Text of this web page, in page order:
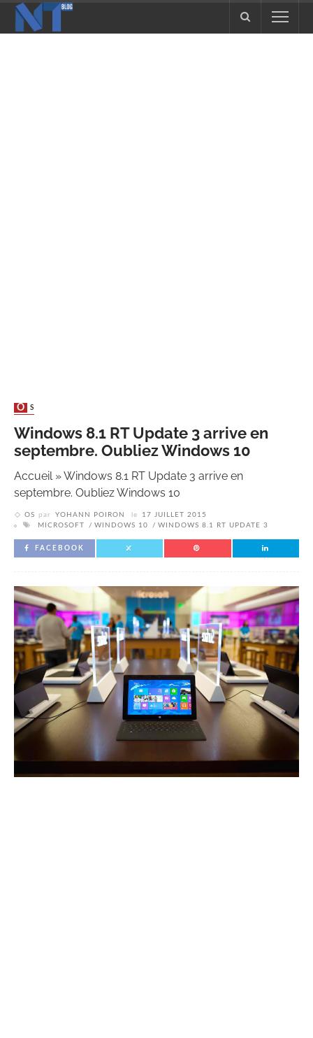
OS
Windows 8.1 RT Update 3 arrive en
septembre. Oubliez Windows 10
Accueil»Windows 8.1 RT Update 3 arrive en
septembre. Oubliez Windows 10
OS par YOHANN POIRON le
17 JUILLET 2015
MICROSOFT
WINDOWS 10 WINDOWS 8.1 RT UPDATE 3
FACEBOOK